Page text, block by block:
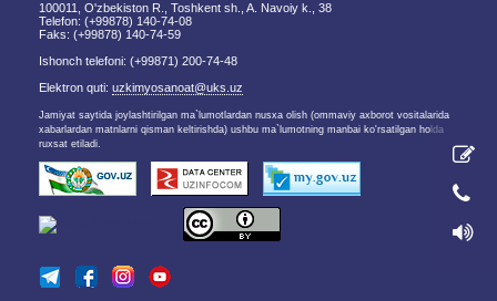
100011, O'zbekiston R., Toshkent sh., A. Navoiy k., 38
Telefon: (+99878) 140-74-08
Faks: (+99878) 140-74-59
Ishonch telefoni: (+99871) 200-74-48
Elektron quti: uzkimyosanoat@uks.uz
Jamiyat saytida joylashtirilgan ma`lumotlardan nusxa olish (ommaviy axborot vositalarida
xabarlardan matnlarni qisman keltirishda) ushbu ma`lumotning manbai ko'rsatilgan holda
ruxsat etiladi.